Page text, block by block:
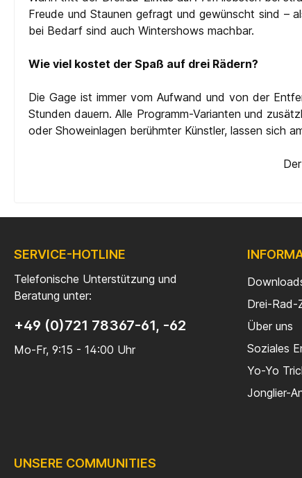
Freude und Staunen gefragt und gewünscht sind –
bei Bedarf sind auch Wintershows machbar.
Wie viel kostet der Spaß auf drei Rädern?
Die Gage ist immer vom Aufwand und von der
Stunden dauern. Alle Programm-Varianten und
oder Showeinlagen berühmter Künstler, lassen sich
SERVICE-HOTLINE
Telefonische Unterstützung und
Beratung unter:
+49 (0)721 78367-61, -62
Mo-Fr, 9:15 - 14:00 Uhr
Drei-Rad-
Über uns
Soziales
Yo-Yo
Jonglier-
UNSERE COMMUNITIES